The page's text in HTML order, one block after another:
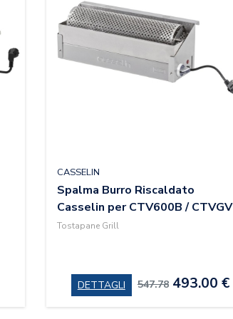
CASSELIN
Spalma Burro Riscaldato
Casselin per CTV600B / CTVGV
Tostapane Grill
DETTAGLI 547.78493.00 €